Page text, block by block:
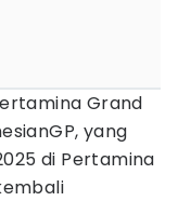
Grand
yang
di Pertamina